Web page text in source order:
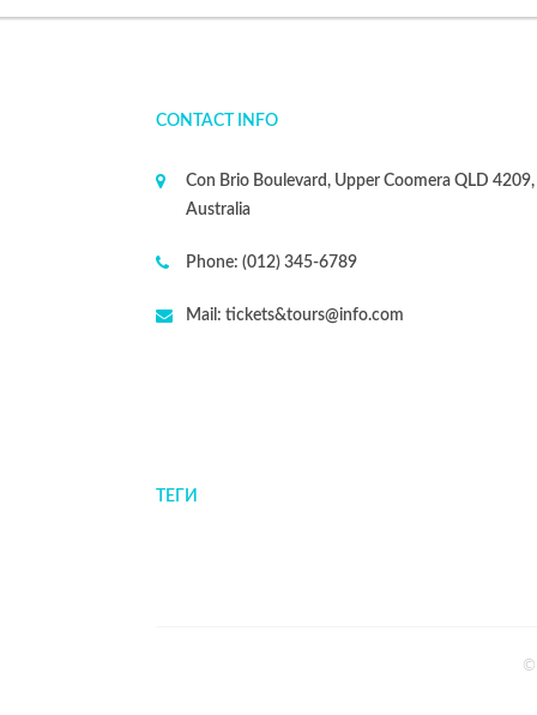
CONTACT INFO
Con Brio Boulevard, Upper Coomera QLD 4209,
Australia
Phone: (012) 345-6789
Mail: tickets&tours@info.com
ТЕГИ
©